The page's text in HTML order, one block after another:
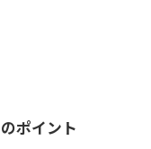
ポイント